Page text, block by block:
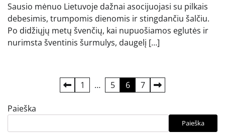
Sausio mėnuo Lietuvoje dažnai asocijuojasi su pilkais
debesimis, trumpomis dienomis ir stingdančiu šalčiu.
Po didžiųjų metų švenčių, kai nupuošiamos eglutės ir
nurimsta šventinis šurmulys, daugelį […]
puslapiavimas
1 … 5 6 7
Paieška
Paieška